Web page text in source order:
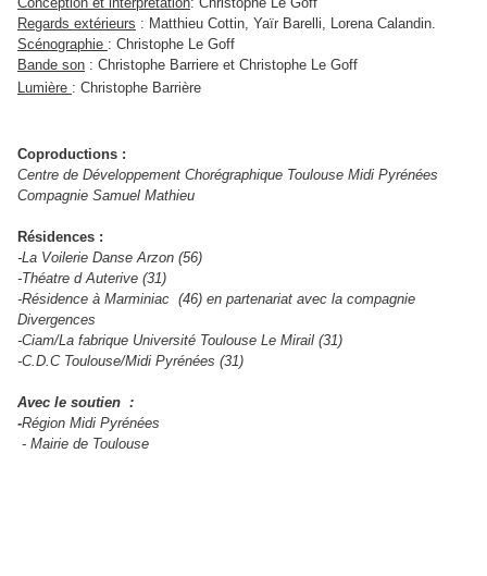
Regards extérieurs : Matthieu Cottin, Yaïr Barelli, Lorena Calandin.
Scénographie : Christophe Le Goff
Bande son : Christophe Barriere et Christophe Le Goff
Lumière : Christophe Barrière
Coproductions :
Centre de Développement Chorégraphique Toulouse Midi Pyrénées
Compagnie Samuel Mathieu
Résidences :
-La Voilerie Danse Arzon (56)
-Théatre d Auterive (31)
-Résidence à Marminiac (46) en partenariat avec la compagnie
Divergences
-Ciam/La fabrique Université Toulouse Le Mirail (31)
-C.D.C Toulouse/Midi Pyrénées (31)
Avec le soutien :
-Région Midi Pyrénées
- Mairie de Toulouse